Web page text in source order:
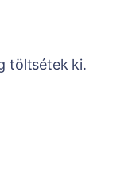
töltsétek ki.